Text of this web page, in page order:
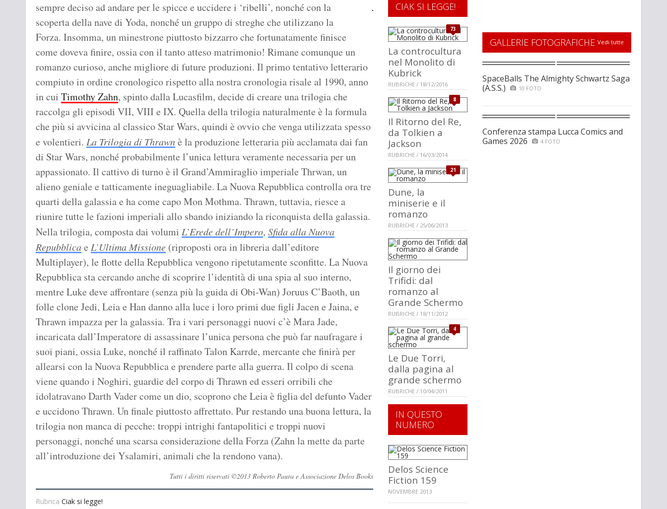
sempre deciso ad andare per le spicce e uccidere i ‘ribelli’, nonché con la
scoperta della nave di Yoda, nonché un gruppo di streghe che utilizzano la
Forza. Insomma, un minestrone piuttosto bizzarro che fortunatamente finisce
come doveva finire, ossia con il tanto atteso matrimonio! Rimane comunque un
romanzo curioso, anche migliore di future produzioni. Il primo tentativo letterario
compiuto in ordine cronologico rispetto alla nostra cronologia risale al 1990, anno
in cui Timothy Zahn, spinto dalla Lucasfilm, decide di creare una trilogia che
raccolga gli episodi VII, VIII e IX. Quella della trilogia naturalmente è la formula
che più si avvicina al classico Star Wars, quindi è ovvio che venga utilizzata spesso
e volentieri. La Trilogia di Thrawnè la produzione letteraria più acclamata dai fan
di Star Wars, nonché probabilmente l’unica lettura veramente necessaria per un
appassionato. Il cattivo di turno è il Grand’Ammiraglio imperiale Thrwan, un
alieno geniale e tatticamente ineguagliabile. La Nuova Repubblica controlla ora tre
quarti della galassia e ha come capo Mon Mothma. Thrawn, tuttavia, riesce a
riunire tutte le fazioni imperiali allo sbando iniziando la riconquista della galassia.
Nella trilogia, composta dai volumi L’Erede dell’Impero, Sfida alla Nuova
Repubblicae L’Ultima Missione (riproposti ora in libreria dall’editore
Multiplayer), le flotte della Repubblica vengono ripetutamente sconfitte. La Nuova
Repubblica sta cercando anche di scoprire l’identità di una spia al suo interno,
mentre Luke deve affrontare (senza più la guida di Obi-Wan) Joruus C’Baoth, un
folle clone Jedi, Leia e Han danno alla luce i loro primi due figli Jacen e Jaina, e
Thrawn impazza per la galassia. Tra i vari personaggi nuovi c’è Mara Jade,
incaricata dall’Imperatore di assassinare l’unica persona che può far naufragare i
suoi piani, ossia Luke, nonché il raffinato Talon Karrde, mercante che finirà per
allearsi con la Nuova Repubblica e prendere parte alla guerra. Il colpo di scena
viene quando i Noghiri, guardie del corpo di Thrawn ed esseri orribili che
idolatravano Darth Vader come un dio, scoprono che Leia è figlia del defunto Vader
e uccidono Thrawn. Un finale piuttosto affrettato. Pur restando una buona lettura, la
trilogia non manca di pecche: troppi intrighi fantapolitici e troppi nuovi
personaggi, nonché una scarsa considerazione della Forza (Zahn la mette da parte
all’introduzione dei Ysalamiri, animali che la rendono vana).
Tutti i diritti riservati ©2013 Roberto Paura e Associazione Delos Books
Rubrica Ciak si legge!
CIAK SI LEGGE!
73
La controcultura
nel Monolito di
Kubrick
RUBRICHE / 18/12/2016
8
Il Ritorno del Re,
da Tolkien a
Jackson
RUBRICHE / 16/03/2014
21
Dune, la
miniserie e il
romanzo
RUBRICHE / 25/06/2013
Il giorno dei
Trifidi: dal
romanzo al
Grande Schermo
RUBRICHE / 18/11/2012
4
Le Due Torri,
dalla pagina al
grande schermo
RUBRICHE / 10/04/2011
IN QUESTO
NUMERO
Delos Science
Fiction 159
NOVEMBRE 2013
GALLERIE FOTOGRAFICHE Vedi tutte
SpaceBalls The Almighty Schwartz Saga
(A.S.S.)
10 FOTO
Conferenza stampa Lucca Comics and
Games 2026
4 FOTO